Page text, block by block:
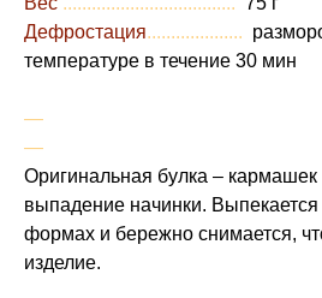
Дефростация....................
температуре в течение 30 мин
―
―
Оригинальная булка –
выпадение начинки.
формах и бережно снимается,
изделие.